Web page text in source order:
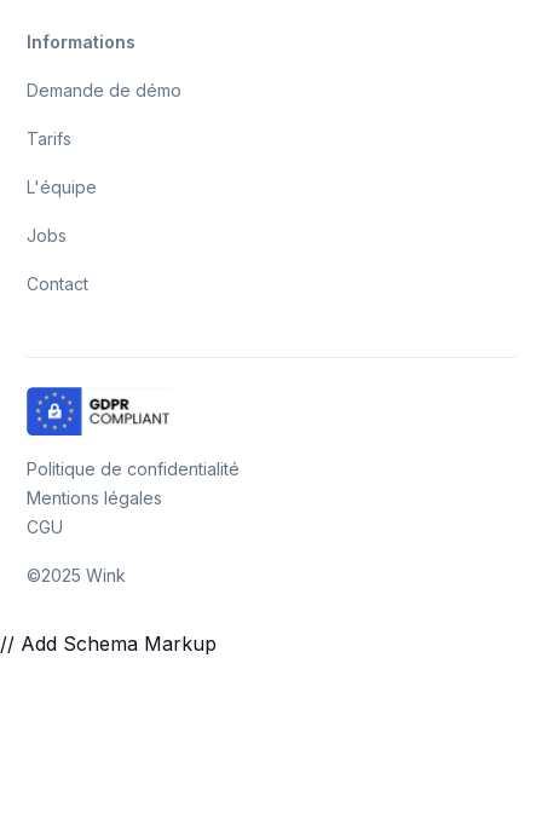
Informations
Demande de démo
Tarifs
L'équipe
Jobs
Contact
©2025 Wink
Politique de confidentialité
Mentions légales
CGU
// Add Schema Markup